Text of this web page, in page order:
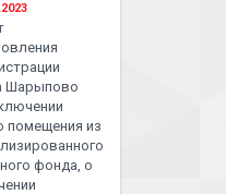
Шарыпово
помещения из
фонда, о